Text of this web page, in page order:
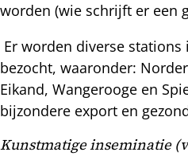
worden (wie schrijft er een
Er worden diverse
bezocht, waaronder:
Eikand, Wangerooge en
bijzondere export en
Kunstmatige inseminatie